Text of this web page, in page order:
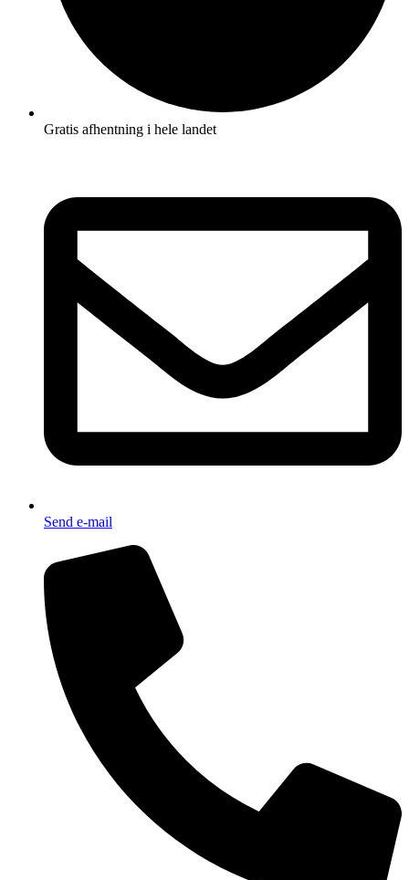
Gratis afhentning i hele landet
Send e-mail